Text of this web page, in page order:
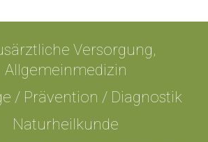
Versorgung,
Allgemeinmedizin
/ Prävention / Diagnostik
Naturheilkunde